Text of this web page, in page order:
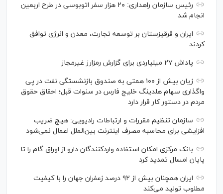
رئیس سازمان راهداری: ۲۰ هزار سفر اتوبوسی در طرح اربعین
انجام شد
ایران و قرقیزستان بر توسعه تجارت، معدن و انرژی توافق
کردند
پاداش ۲۷ میلیاردی برای گزارش رمزارز غیرمجاز
زیان بیش از ۱۰۰ همتی به صندوق بازنشستگی نفت در پی
واگذاری سهام هلدینگ خلیج فارس در سنوات قبل؛ احقاق حقوق
مردم در دستور کار قرار دارد
سازمان تنظیم مقررات و ارتباطات رادیویی: هیچ ضریب
افزایشی برای محاسبه مصرف اینترنت بین‌الملل اعمال نمی‌شود
بانک مرکزی امکان استفاده واردکنندگان دارو از اوراق گام را تا
پایان امسال تمدید کرد
ایران همچنان بیش از ۹۲ درصد زعفران جهان را با کیفیت
مطلوب تولید می‌کند